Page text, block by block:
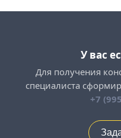
У вас
Для получения
специалиста
+7